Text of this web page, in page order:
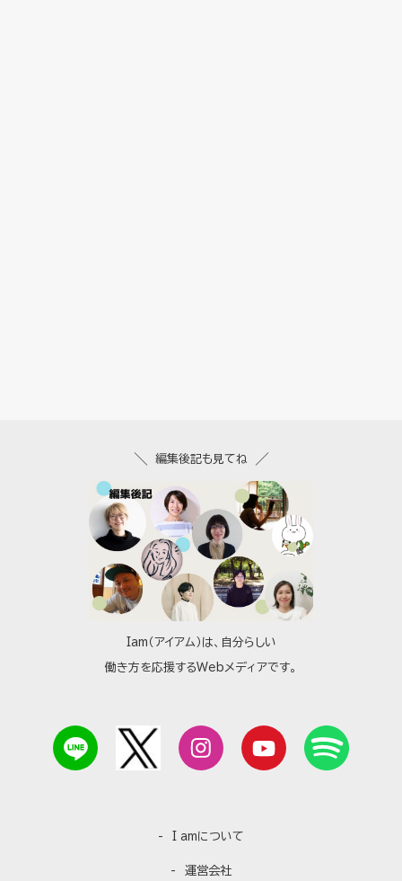
Iam（アイアム）は、自分らしい
働き方を応援するWebメディアです。
I amについて
運営会社
編集後記も見てね